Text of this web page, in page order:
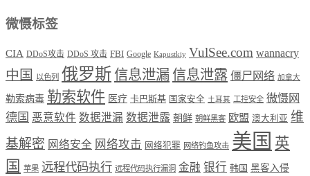
微慑标签
CIA DDoS攻击 DDoS 攻击 FBI Google Kapustkiy VulSee.com wannacry
中国 以色列 俄罗斯信息泄漏信息泄露 僵尸网络 加拿大
勒索病毒 勒索软件 医疗 卡巴斯基 国家安全 土耳其 工控安全 微慑网
德国 恶意软件 数据泄漏 数据泄露 朝鲜 朝鲜黑客 欧盟 澳大利亚 维
基解密 网络安全 网络攻击 网络犯罪 网络钓鱼攻击 美国 英
国
苹果 远程代码执行 远程代码执行漏洞 金融 银行 韩国 黑客入侵